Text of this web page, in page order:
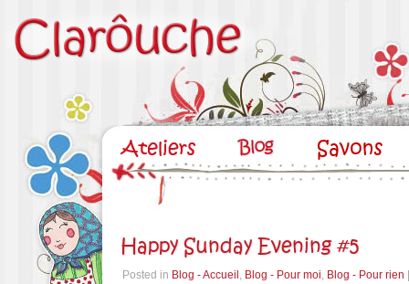
Happy Sunday Evening #5
Posted in Blog - Accueil , Blog - Pour moi, Blog - Pour rien